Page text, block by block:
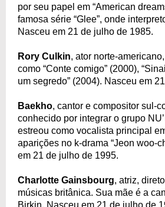
por seu papel em “American
famosa série “Glee”, onde
Nasceu em 21 de julho de 1985.
Rory Culkin, ator norte-
como “Conte comigo” (2000),
um segredo” (2004). Nasceu em
Baekho, cantor e compositor sul-
conhecido por integrar o grupo
estreou como vocalista principal
aparições no k-drama “Jeon woo-
em 21 de julho de 1995.
Charlotte Gainsbourg, atriz,
músicas britânica. Sua mãe é a
Birkin. Nasceu em 21 de julho de